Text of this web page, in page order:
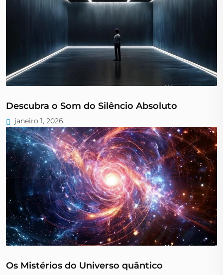
Descubra o Som do Silêncio Absoluto
janeiro 1, 2026
Os Mistérios do Universo quântico